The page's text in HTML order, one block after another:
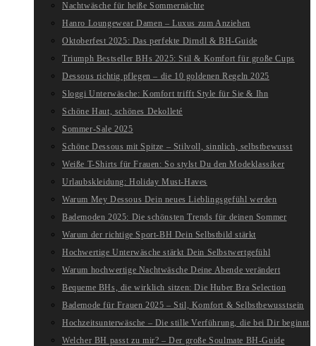
Nachtwäsche für heiße Sommernächte
Hanro Loungewear Damen – Luxus zum Anziehen
Oktoberfest 2025: Das perfekte Dirndl & BH-Guide
Triumph Bestseller BHs 2025: Stil & Komfort für große Cups
Dessous richtig pflegen – die 10 goldenen Regeln 2025
Sloggi Unterwäsche: Komfort trifft Style für Sie & Ihn
Schöne Haut, schönes Dekolleté
Sommer-Sale 2025
Schöne Dessous mit Spitze – Stilvoll, sinnlich, selbstbewusst
Weiße T-Shirts für Frauen: So stylst Du den Modeklassiker
Urlaubskleidung: Holiday Must-Haves
Warum Mey Dessous Dein neues Lieblingsgefühl werden
Bademoden 2025: Die schönsten Trends für deinen Sommer
Warum der richtige Sport-BH Dein Selbstbild stärkt
Hochwertige Unterwäsche stärkt Dein Selbstwertgefühl
Warum hochwertige Nachtwäsche Deine Abende verändert
Bequeme BHs, die wirklich sitzen: Die Huber Bra Selection
Bademode für Frauen 2025 – Stil, Komfort & Selbstbewusstsein
Hochzeitsunterwäsche – Die stille Verführung, die bei Dir beginnt
Welcher BH passt zu mir? – Der große Soulmate BH-Guide